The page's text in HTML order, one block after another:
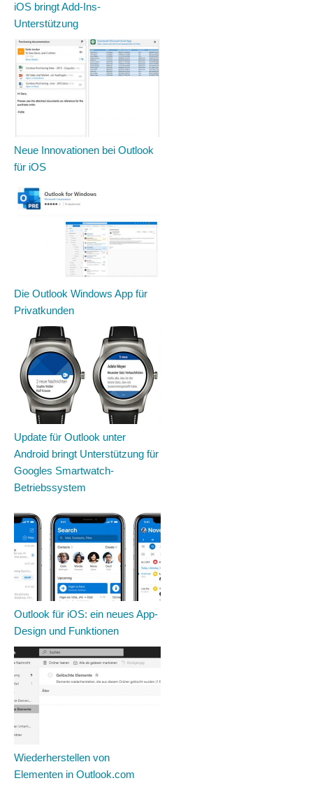
iOS bringt Add-Ins-
Unterstützung
Neue Innovationen bei Outlook
für iOS
Die Outlook Windows App für
Privatkunden
Update für Outlook unter
Android bringt Unterstützung für
Googles Smartwatch-
Betriebssystem
Outlook für iOS: ein neues App-
Design und Funktionen
Wiederherstellen von
Elementen in Outlook.com